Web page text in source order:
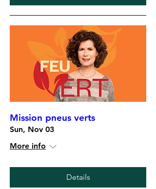
Mission pneus verts
Sun, Nov 03
More info
Details